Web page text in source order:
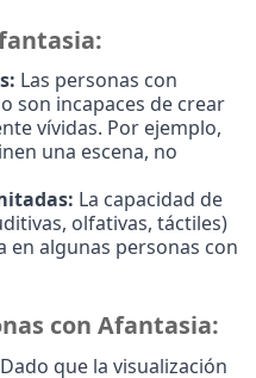
Las personas con
son incapaces de crear
vívidas. Por ejemplo,
una escena, no
La capacidad de
olfativas, táctiles)
algunas personas con
con Afantasia:
Dado que la visualización